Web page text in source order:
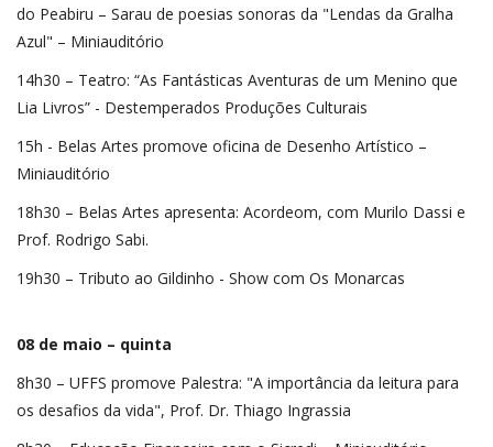
do Peabiru – Sarau de poesias sonoras da "Lendas da Gralha
Azul" – Miniauditório
14h30 – Teatro: “As Fantásticas Aventuras de um Menino que
Lia Livros” - Destemperados Produções Culturais
15h - Belas Artes promove oficina de Desenho Artístico –
Miniauditório
18h30 – Belas Artes apresenta: Acordeom, com Murilo Dassi e
Prof. Rodrigo Sabi.
19h30 – Tributo ao Gildinho - Show com Os Monarcas
08 de maio – quinta
8h30 – UFFS promove Palestra: "A importância da leitura para
os desafios da vida", Prof. Dr. Thiago Ingrassia